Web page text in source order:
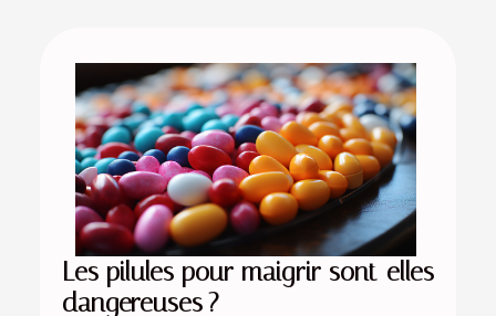
Les pilules pour maigrir sont-elles
dangereuses ?